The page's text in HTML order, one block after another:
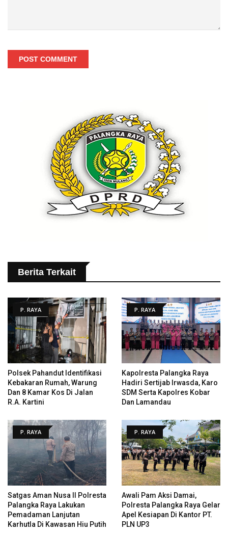
POST COMMENT
Berita Terkait
P. RAYA
Polsek Pahandut Identifikasi
Kebakaran Rumah, Warung
Dan 8 Kamar Kos Di Jalan
R.A. Kartini
P. RAYA
Kapolresta Palangka Raya
Hadiri Sertijab Irwasda, Karo
SDM Serta Kapolres Kobar
Dan Lamandau
P. RAYA
Satgas Aman Nusa II Polresta
Palangka Raya Lakukan
Pemadaman Lanjutan
Karhutla Di Kawasan Hiu Putih
P. RAYA
Awali Pam Aksi Damai,
Polresta Palangka Raya Gelar
Apel Kesiapan Di Kantor PT.
PLN UP3